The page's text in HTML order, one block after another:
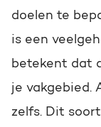
doelen te
is een
betekent dat
je vakgebied.
zelfs. Dit